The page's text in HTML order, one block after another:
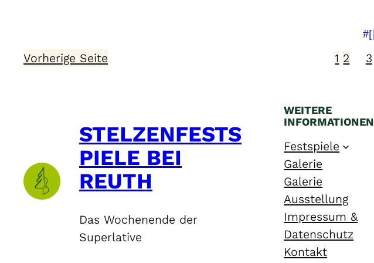
Vorherige Seite
1 2 3
STELZENFESTS
PIELE BEI
REUTH
Das Wochenende der
Superlative
WEITERE
INFORMATIONEN
Festspiele
Galerie
Galerie
Ausstellung
Impressum &
Datenschutz
Kontakt